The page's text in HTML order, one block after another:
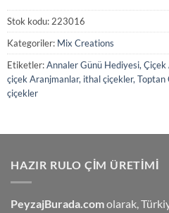
Stok kodu: 223016
Kategoriler: Mix Creations
Etiketler:Annaler Günü Hediyesi,
çiçek Aranjmanlar, ithal çiçekler,
çiçekler
HAZIR RULO ÇIM ÜRETIMI
PeyzajBurada.comolarak,